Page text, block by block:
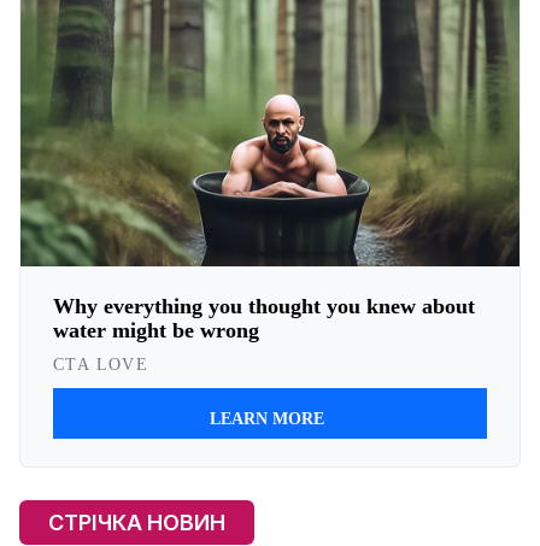
СТРІЧКА НОВИН